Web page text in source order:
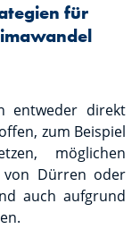
für
entweder direkt
zum Beispiel
möglichen
von Dürren oder
auch aufgrund